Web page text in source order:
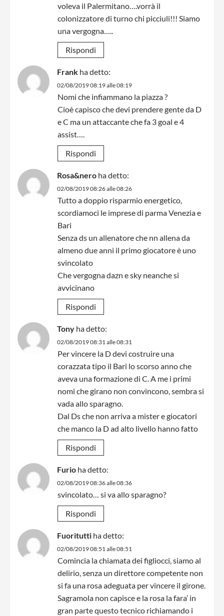
voleva il Palermitano….vorrà il
colonizzatore di turno chi picciuli!!! Siamo
una vergogna…..
Rispondi
Frank ha detto:
02/08/2019 08:19 alle 08:19
Nomi che infiammano la piazza ?
Cioè capisco che devi prendere gente da D
e C ma un attaccante che fa 3 goal e 4
assist….
Rispondi
Rosa&nero ha detto:
02/08/2019 08:26 alle 08:26
Tutto a doppio risparmio energetico,
scordiamoci le imprese di parma Venezia e
Bari
Senza ds un allenatore che nn allena da
almeno due anni il primo giocatore è uno
svincolato
Che vergogna dazn e sky neanche si
avvicinano
Rispondi
Tony ha detto:
02/08/2019 08:31 alle 08:31
Per vincere la D devi costruire una
corazzata tipo il Bari lo scorso anno che
aveva una formazione di C. A me i primi
nomi che girano non convincono, sembra si
vada allo sparagno.
Dal Ds che non arriva a mister e giocatori
che manco la D ad alto livello hanno fatto
Rispondi
Furio ha detto:
02/08/2019 08:36 alle 08:36
svincolato… si va allo sparagno?
Rispondi
Fuoritutti ha detto:
02/08/2019 08:51 alle 08:51
Comincia la chiamata dei figliocci, siamo al
delirio, senza un direttore competente non
si fa una rosa adeguata per vincere il girone.
Sagramola non capisce e la rosa la fara’ in
gran parte questo tecnico richiamando i